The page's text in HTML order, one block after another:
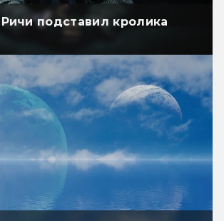
подставил кролика